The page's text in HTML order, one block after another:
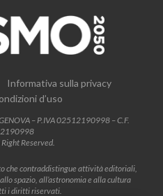
Informativa sulla privacy
d’uso
– P.IVA 02512190998 – C.F.
Reserved.
che contraddistingue attività editoriali,
spazio, all’astronomia e alla cultura
i diritti riservati.